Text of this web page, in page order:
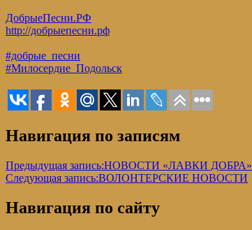
ДобрыеПесни.РФ
http://добрыепесни.рф
#добрые_песни
#Милосердие_Подольск
Навигация по записям
Предыдущая запись:НОВОСТИ «ЛАВКИ ДОБРА»
Следующая запись:ВОЛОНТЕРСКИЕ НОВОСТИ
Навигация по сайту